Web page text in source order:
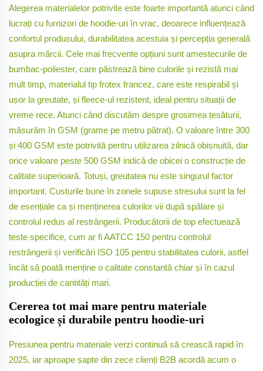
Alegerea materialelor potrivite este foarte importantă atunci când
lucrați cu furnizori de hoodie-uri în vrac, deoarece influențează
confortul produsului, durabilitatea acestuia și percepția generală
asupra mărcii. Cele mai frecvente opțiuni sunt amestecurile de
bumbac-poliester, care păstrează bine culorile și rezistă mai
mult timp, materialul tip frotex francez, care este respirabil și
ușor la greutate, și fleece-ul rezistent, ideal pentru situații de
vreme rece. Atunci când discutăm despre grosimea țesăturii,
măsurăm în GSM (grame pe metru pătrat). O valoare între 300
și 400 GSM este potrivită pentru utilizarea zilnică obișnuită, dar
orice valoare peste 500 GSM indică de obicei o construcție de
calitate superioară. Totuși, greutatea nu este singurul factor
important. Custurile bune în zonele supuse stresului sunt la fel
de esențiale ca și menținerea culorilor vii după spălare și
controlul redus al restrângerii. Producătorii de top efectuează
teste specifice, cum ar fi AATCC 150 pentru controlul
restrângerii și verificări ISO 105 pentru stabilitatea culorii, astfel
încât să poată menține o calitate constantă chiar și în cazul
producției de cantități mari.
Cererea tot mai mare pentru materiale
ecologice și durabile pentru hoodie-uri
Presiunea pentru materiale verzi continuă să crească rapid în
2025, iar aproape șapte din zece clienți B2B acordă acum o